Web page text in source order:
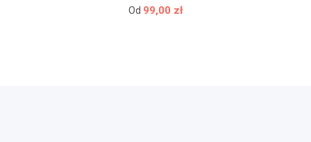
Od 99,00 zł